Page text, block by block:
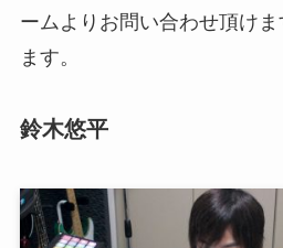
ームよりお問い合わせ頂け
ます。
鈴木悠平